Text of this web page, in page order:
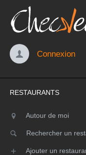
Connexion
RESTAURANTS
Autour de moi
Rechercher un
Ajouter un